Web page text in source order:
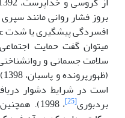
بروز فشار روانی مانند
افسردگی پیشگیری یا شدت
می­توان گفت حمایت
سلامت جسمانی و
است در شرایط دشوار
بردبوری[25]
، 1998).